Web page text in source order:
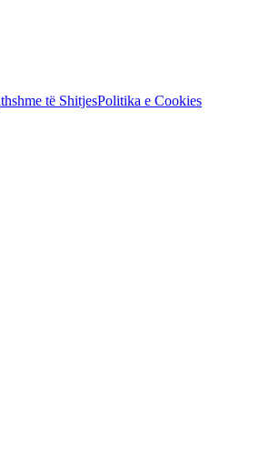
të ShitjesPolitika e Cookies